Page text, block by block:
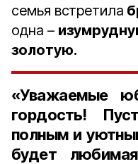
семья встретила
одна –
золотую.
«Уважаемые
гордость!
полным и
будет